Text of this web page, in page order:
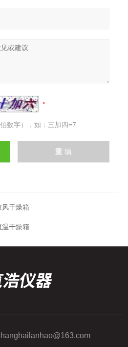
数字），如：三加四=7
干燥箱
干燥箱